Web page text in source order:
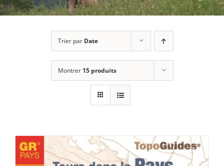
Trier par Date
Montrer 15 produits